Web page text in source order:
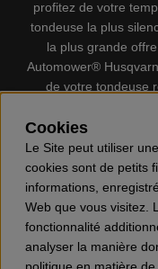
profitez de votre
tondeuse la plus
la plus grande
Automower®
de votre tondeuse
individuel, Coupe-
Motoculteurs,
haute pression,
forestiers,
Cookies
Le Site peut utiliser
cookies sont de petits
informations,
Web que vous visitez.
fonctionnalité
analyser la manière